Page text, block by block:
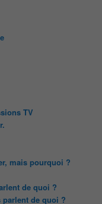
TV
mais pourquoi ?
de quoi ?
parlent de quoi ?